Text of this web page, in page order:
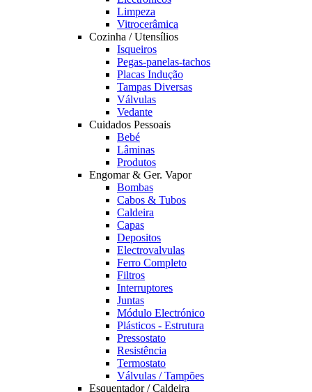
Limpeza
Vitrocerâmica
Cozinha / Utensílios
Isqueiros
Pegas-panelas-tachos
Placas Indução
Tampas Diversas
Válvulas
Vedante
Cuidados Pessoais
Bebé
Lâminas
Produtos
Engomar & Ger. Vapor
Bombas
Cabos & Tubos
Caldeira
Capas
Depositos
Electrovalvulas
Ferro Completo
Filtros
Interruptores
Juntas
Módulo Electrónico
Plásticos - Estrutura
Pressostato
Resistência
Termostato
Válvulas / Tampões
Esquentador / Caldeira